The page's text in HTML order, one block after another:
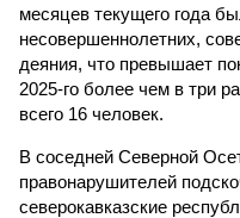
месяцев текущего года
несовершеннолетних,
деяния, что превышает
2025-го более чем в три
всего 16 человек.
В соседней Северной
правонарушителей
северокавказские